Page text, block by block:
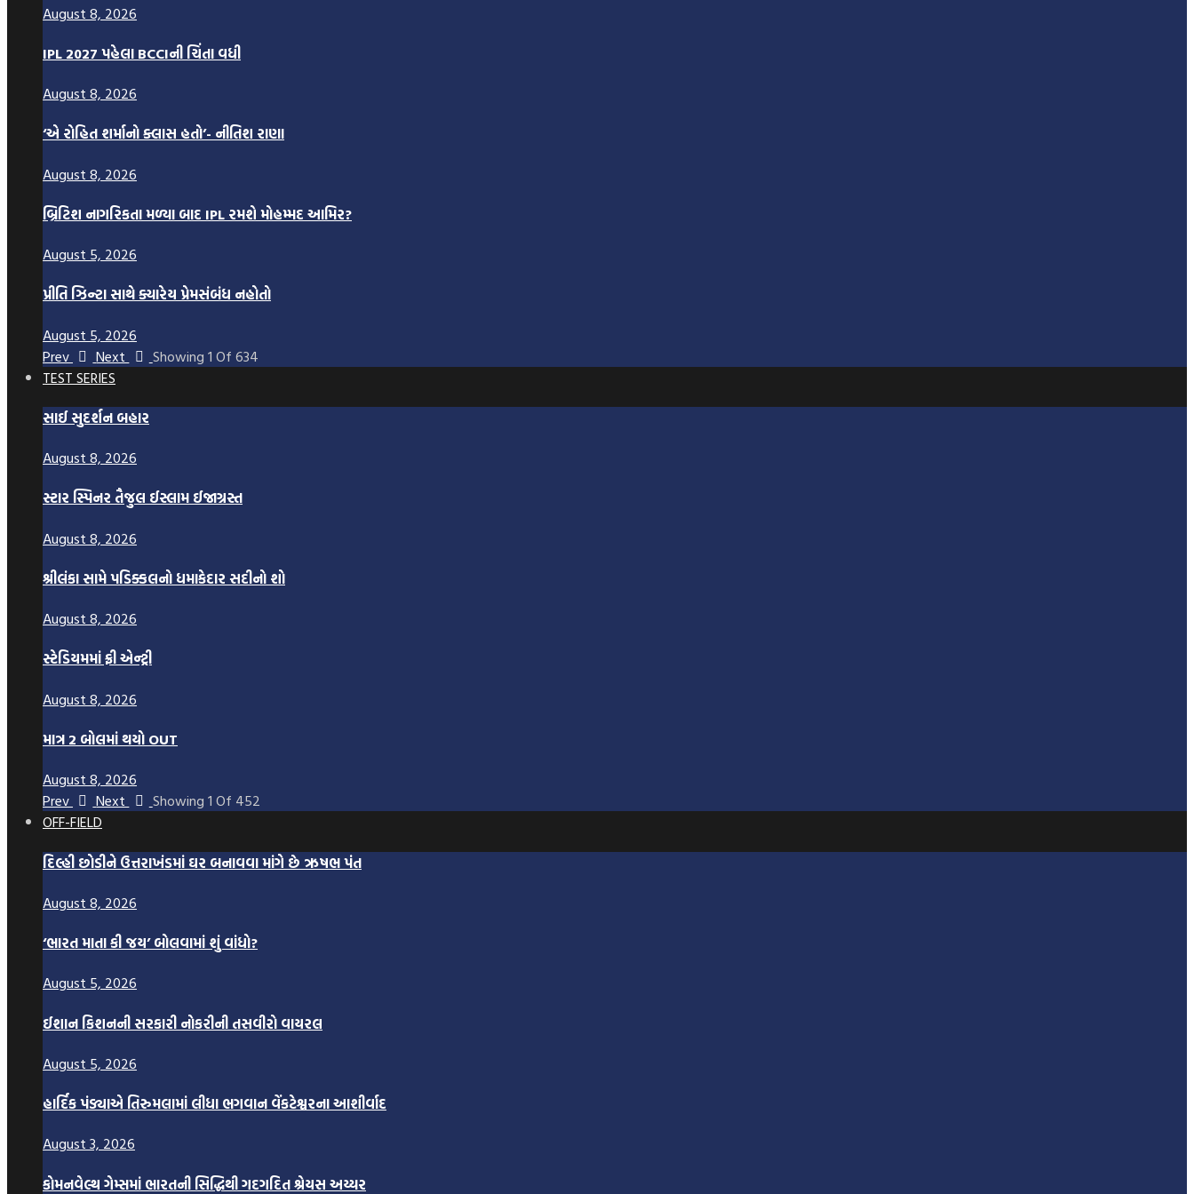
August 8, 2026
IPL 2027 પહેલા BCCIની ચિંતા વધી
August 8, 2026
‘એ રોહિત શર્માનો ક્લાસ હતો’- નીતિશ રાણા
August 8, 2026
બ્રિટિશ નાગરિકતા મળ્યા બાદ IPL રમશે મોહમ્મદ આમિર?
August 5, 2026
પ્રીતિ ઝિન્ટા સાથે ક્યારેય પ્રેમસંબંધ નહોતો
August 5, 2026
Prev
Next Showing 1 Of 634
TEST SERIES
સાઈ સુદર્શન બહાર
August 8, 2026
સ્ટાર સ્પિનર તૈજુલ ઈસ્લામ ઈજાગ્રસ્ત
August 8, 2026
શ્રીલંકા સામે પડિક્કલનો ધમાકેદાર સદીનો શો
August 8, 2026
સ્ટેડિયમમાં ફ્રી એન્ટ્રી
August 8, 2026
માત્ર 2 બોલમાં થયો OUT
August 8, 2026
Prev
Next Showing 1 Of 452
OFF-FIELD
દિલ્હી છોડીને ઉત્તરાખંડમાં ઘર બનાવવા માંગે છે ઋષભ પંત
August 8, 2026
‘ભારત માતા કી જય’ બોલવામાં શું વાંધો?
August 5, 2026
ઈશાન કિશનની સરકારી નોકરીની તસવીરો વાયરલ
August 5, 2026
હાર્દિક પંડ્યાએ તિરુમલામાં લીધા ભગવાન વેંકટેશ્વરના આશીર્વાદ
August 3, 2026
કોમનવેલ્થ ગેમ્સમાં ભારતની સિદ્ધિથી ગદગદિત શ્રેયસ અય્યર